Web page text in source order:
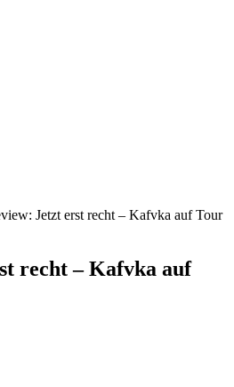
Jetzt erst recht – Kafvka auf Tour
recht – Kafvka auf